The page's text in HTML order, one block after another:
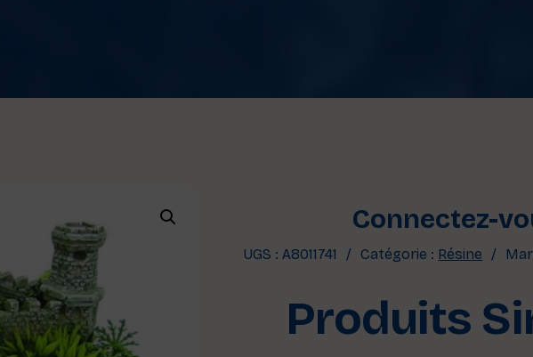
Connectez-
UGS :A8011741 Catégorie : Résine
Produits